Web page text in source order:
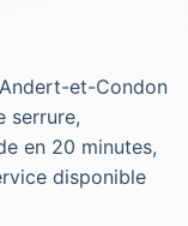
et-Condon
serrure,
en 20 minutes,
disponible